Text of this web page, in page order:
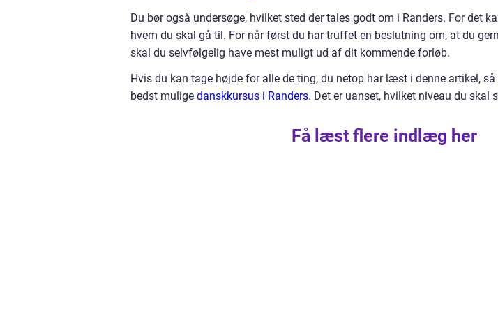
Du bør også undersøge, hvilket sted der tales godt om i Randers. For det
hvem du skal gå til. For når først du har truffet en beslutning om, at du
skal du selvfølgelig have mest muligt ud af dit kommende forløb.
Hvis du kan tage højde for alle de ting, du netop har læst i denne artikel,
bedst mulige danskkursus i Randers. Det er uanset, hvilket niveau du skal
Få læst flere indlæg her